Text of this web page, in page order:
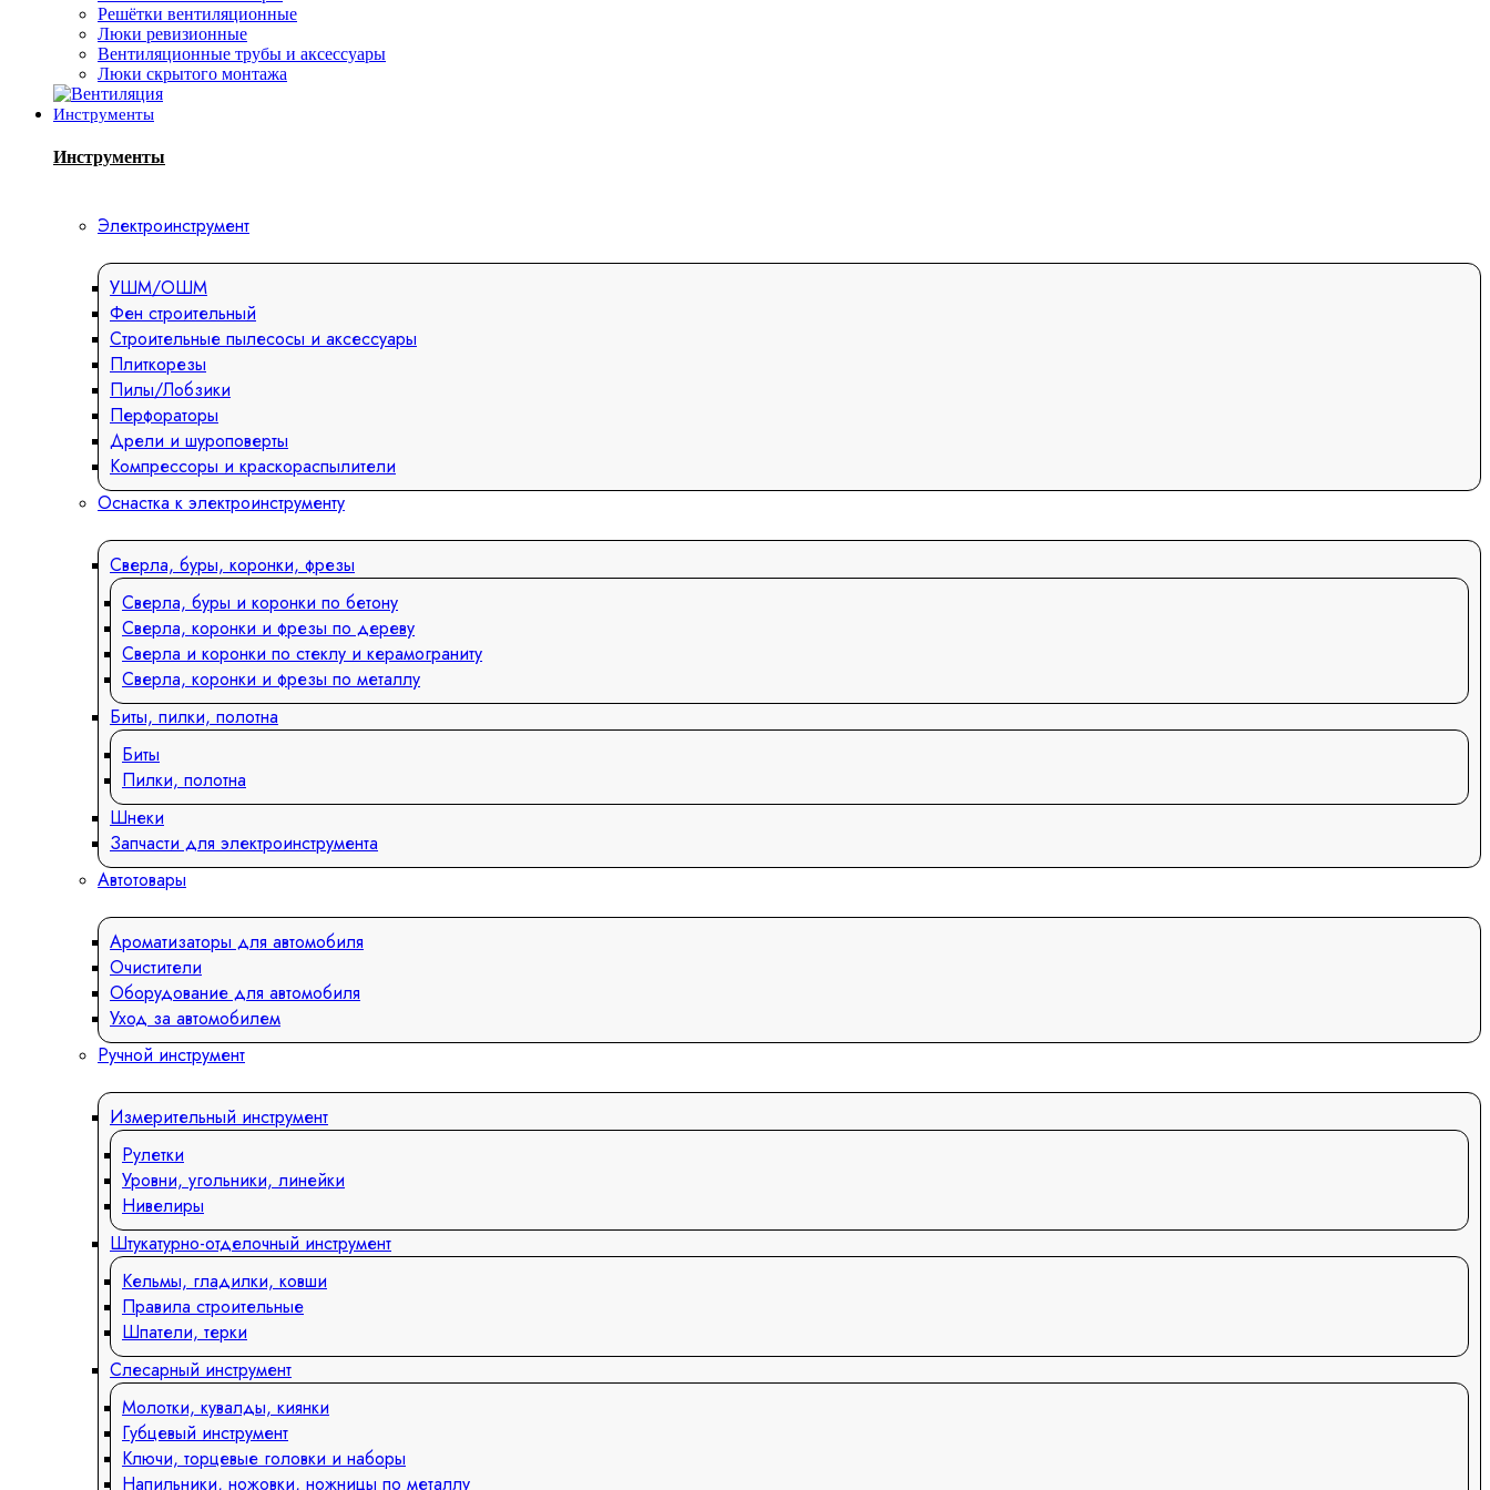
Решётки вентиляционные
Люки ревизионные
Вентиляционные трубы и аксессуары
Люки скрытого монтажа
Инструменты
Инструменты
Электроинструмент
УШМ/ОШМ
Фен строительный
Строительные пылесосы и аксессуары
Плиткорезы
Пилы/Лобзики
Перфораторы
Дрели и шуроповерты
Компрессоры и краскораспылители
Оснастка к электроинструменту
Сверла, буры, коронки, фрезы
Сверла, буры и коронки по бетону
Сверла, коронки и фрезы по дереву
Сверла и коронки по стеклу и керамограниту
Сверла, коронки и фрезы по металлу
Биты, пилки, полотна
Биты
Пилки, полотна
Шнеки
Запчасти для электроинструмента
Автотовары
Ароматизаторы для автомобиля
Очистители
Оборудование для автомобиля
Уход за автомобилем
Ручной инструмент
Измерительный инструмент
Рулетки
Уровни, угольники, линейки
Нивелиры
Штукатурно-отделочный инструмент
Кельмы, гладилки, ковши
Правила строительные
Шпатели, терки
Слесарный инструмент
Молотки, кувалды, киянки
Губцевый инструмент
Ключи, торцевые головки и наборы
Напильники, ножовки, ножницы по металлу